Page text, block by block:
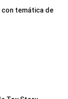
con temática de